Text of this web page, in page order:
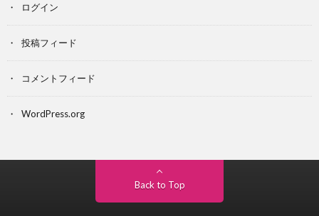
ログイン
投稿フィード
コメントフィード
WordPress.org
Back to Top